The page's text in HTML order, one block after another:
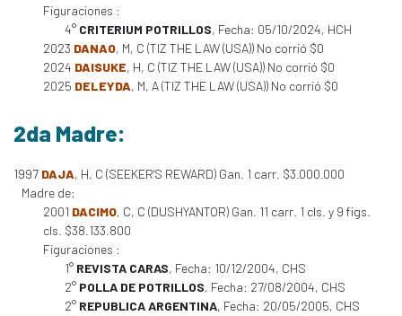
Figuraciones :
4° CRITERIUM POTRILLOS, Fecha: 05/10/2024, HCH
2023 DANAO, M, C (TIZ THE LAW (USA)) No corrió $0
2024 DAISUKE, H, C (TIZ THE LAW (USA)) No corrió $0
2025 DELEYDA, M, A (TIZ THE LAW (USA)) No corrió $0
2da Madre:
1997 DAJA, H, C (SEEKER'S REWARD) Gan. 1 carr. $3.000.000
Madre de:
2001 DACIMO, C, C (DUSHYANTOR) Gan. 11 carr. 1 cls. y 9 figs.
cls. $38.133.800
Figuraciones :
1° REVISTA CARAS, Fecha: 10/12/2004, CHS
2° POLLA DE POTRILLOS, Fecha: 27/08/2004, CHS
2° REPUBLICA ARGENTINA, Fecha: 20/05/2005, CHS